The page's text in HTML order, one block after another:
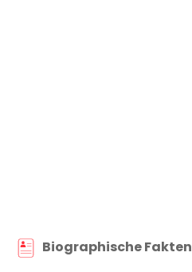
Biographische Fakten